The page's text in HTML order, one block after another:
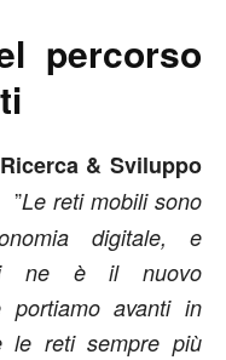
percorso
& Sviluppo
”Le reti mobili sono
digitale, e
ne è il nuovo
portiamo avanti in
le reti sempre più